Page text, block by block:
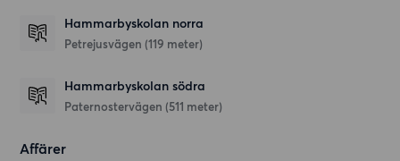
Hammarbyskolan norra
Petrejusvägen (119 meter)
Hammarbyskolan södra
Paternostervägen (511 meter)
Affärer